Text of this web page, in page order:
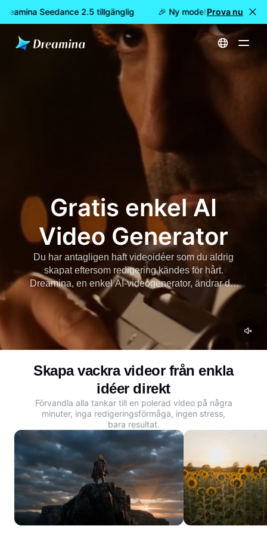
Seedance 2.5 tillgänglig 🎉 Ny modell är här: nu är
Prova nu
Hem Skapa Gratis enkel AI Video Generator
Gratis enkel AI
Video Generator
Du har antagligen haft videoidéer som du aldrig
skapat eftersom redigering kändes för hårt.
Dreamina, en enkel AI-videogenerator, ändrar det
så att du kan förvandla enkla uppmaningar eller
foton till fantastiska videor på några minuter. Skapa
din första AI-video idag.
Skapa vackra videor från enkla
idéer direkt
Förvandla alla tankar till en polerad video på några
minuter, inga redigeringsförmåga, ingen stress,
bara resultat.